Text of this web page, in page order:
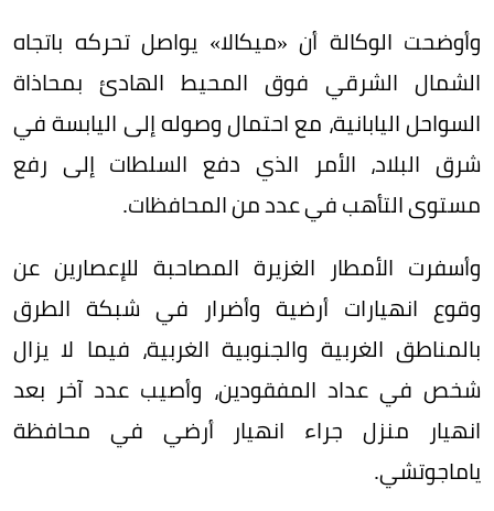
وأوضحت الوكالة أن «ميكالا» يواصل تحركه باتجاه
الشمال الشرقي فوق المحيط الهادئ بمحاذاة
السواحل اليابانية، مع احتمال وصوله إلى اليابسة في
شرق البلاد، الأمر الذي دفع السلطات إلى رفع
مستوى التأهب في عدد من المحافظات.
وأسفرت الأمطار الغزيرة المصاحبة للإعصارين عن
وقوع انهيارات أرضية وأضرار في شبكة الطرق
بالمناطق الغربية والجنوبية الغربية، فيما لا يزال
شخص في عداد المفقودين، وأصيب عدد آخر بعد
انهيار منزل جراء انهيار أرضي في محافظة
ياماجوتشي.